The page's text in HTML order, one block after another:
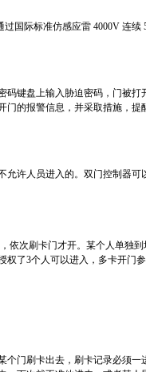
国际标准仿感应雷 4000V 连
键盘上输入胁迫密码，门被
的报警信息，并采取措施，提
许人员进入的。双门控制器
依次刷卡门才开。某个人单独
了3个人可以进入，多卡开门
门刷卡出去，刷卡记录必须